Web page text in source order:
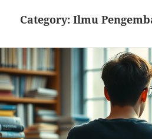
Category:Ilmu